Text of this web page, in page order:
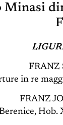
FRANZ
in re
FRANZ
Hob.